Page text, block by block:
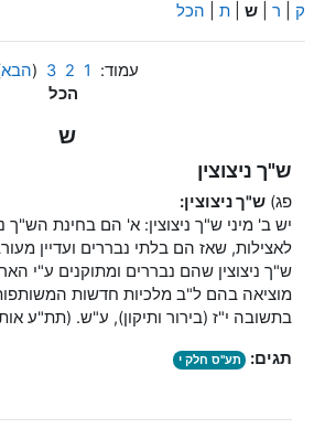
ק
ר ש ת הכל
עמוד: 1
2
3
(הבא
הכל
ש
ש"ך ניצוצין
פג) ש"ך ניצוצין:
יש ב' מיני ש"ך ניצוצין: א' הם בחינת הש"ך
לאצילות, שאז הם בלתי נבררים ועדיין
ש"ך ניצוצין שהם נבררים ומתוקנים ע"י
מוציאה בהם ל"ב מלכיות חדשות
בתשובה י"ז (בירור ותיקון), ע"ש. (תת"ע
תגים: תע"ס חלק י